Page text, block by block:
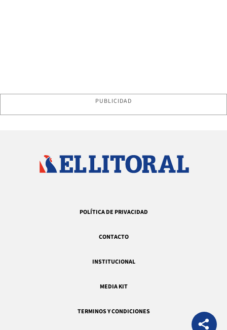
PUBLICIDAD
POLÍTICA DE PRIVACIDAD
CONTACTO
INSTITUCIONAL
MEDIA KIT
TERMINOS Y CONDICIONES